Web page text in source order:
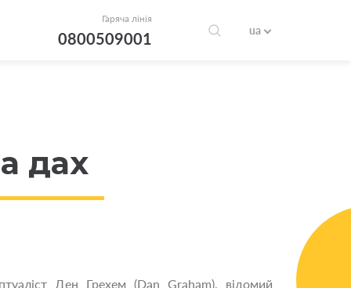
Гаряча лінія
0800509001 ua
дах
Ден Грехем (Dan Graham), відомий